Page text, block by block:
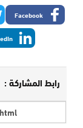
Facebook
رابط المشاركة :